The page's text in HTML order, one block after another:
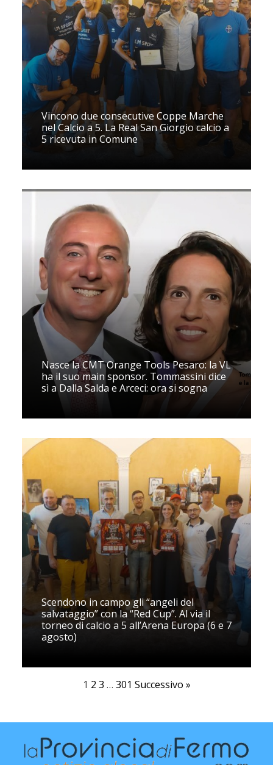
Vincono due consecutive Coppe Marche
nel Calcio a 5. La Real San Giorgio calcio a
5 ricevuta in Comune
Nasce la CMT Orange Tools Pesaro: la VL
ha il suo main sponsor. Tommassini dice
sì a Dalla Salda e Arceci: ora si sogna
Scendono in campo gli “angeli del
salvataggio” con la “Red Cup”. Al via il
torneo di calcio a 5 all’Arena Europa (6 e 7
agosto)
1 2 3 … 301 Successivo »